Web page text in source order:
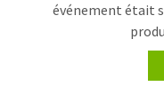
événement était